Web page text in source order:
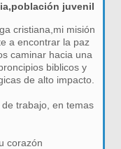
juvenil
cristiana,mi misión
a encontrar la paz
caminar hacia una
biblicos y
de alto impacto.
trabajo, en temas
corazón